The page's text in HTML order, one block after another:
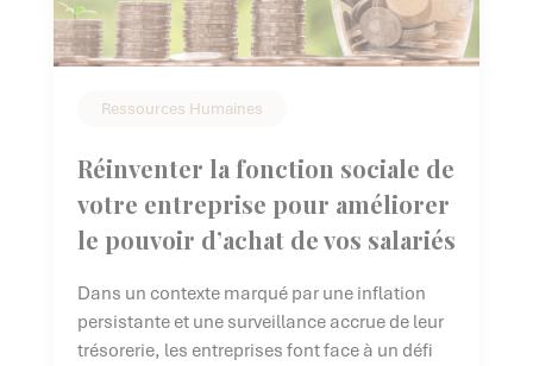
Ressources Humaines
Réinventer la fonction sociale de
votre entreprise pour améliorer
le pouvoir d’achat de vos salariés
Dans un contexte marqué par une inflation
persistante et une surveillance accrue de leur
trésorerie, les entreprises font face à un défi